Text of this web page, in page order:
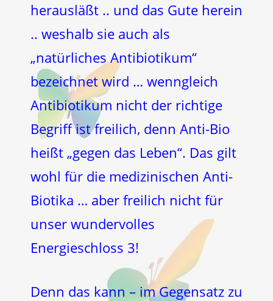
herausläßt .. und das Gute herein
.. weshalb sie auch als
„natürliches Antibiotikum“
bezeichnet wird … wenngleich
Antibiotikum nicht der richtige
Begriff ist freilich, denn Anti-Bio
heißt „gegen das Leben“. Das gilt
wohl für die medizinischen Anti-
Biotika … aber freilich nicht für
unser wundervolles
Energieschloss 3!
Denn das kann – im Gegensatz zu